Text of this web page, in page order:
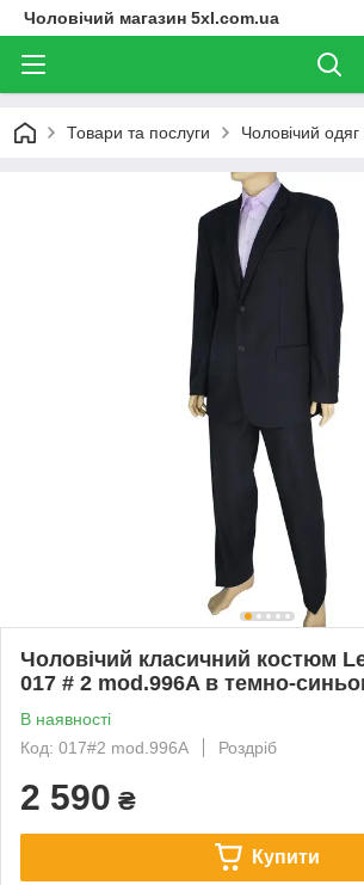
Чоловічий магазин 5xl.com.ua
Товари та послуги Чоловічий одяг
Чоловічий класичний костюм
017 # 2 mod.996A в темно-
В наявності
Код: 017#2 mod.996A
Роздріб
2 590 ₴
Купити